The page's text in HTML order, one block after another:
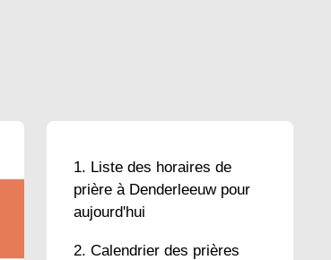
Liste des horaires de
prière à Denderleeuw pour
aujourd'hui
Calendrier des prières